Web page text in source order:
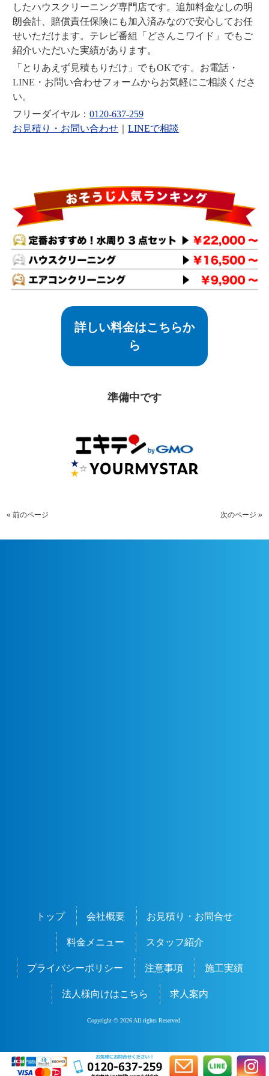
したハウスクリーニング専門店です。追加料金なしの明
朗会計、賠償責任保険にも加入済みなので安心してお任
せいただけます。テレビ番組「どさんこワイド」でもご
紹介いただいた実績があります。
「とりあえず見積もりだけ」でもOKです。お電話・
LINE・お問い合わせフォームからお気軽にご相談くださ
い。
フリーダイヤル：0120-637-259
お見積り・お問い合わせ ｜LINEで相談
詳しい料金はこちらか
ら
準備中です
« 前のページ 次のページ »
トップ 会社概要 お見積り・お問合せ
料金メニュー スタッフ紹介
プライバシーポリシー 注意事項 施工実績
法人様向けはこちら 求人案内
Copyright © 2026 All rights Reserved.